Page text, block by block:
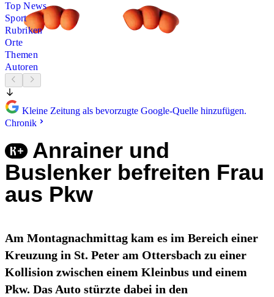
Top News
Sport
Rubriken
Orte
Themen
Autoren
Kleine Zeitung als bevorzugte Google-Quelle hinzufügen.
Chronik
Anrainer und
Buslenker befreiten Frau
aus Pkw
Am Montagnachmittag kam es im Bereich einer
Kreuzung in St. Peter am Ottersbach zu einer
Kollision zwischen einem Kleinbus und einem
Pkw. Das Auto stürzte dabei in den